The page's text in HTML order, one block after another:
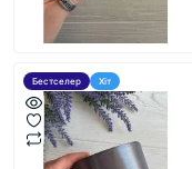
Бестселер Хіт